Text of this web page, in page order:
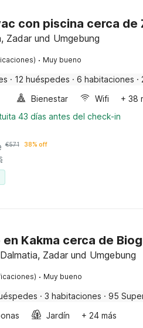
con piscina cerca de
Zadar und Umgebung
· Muy bueno
· 12 huéspedes · 6 habitaciones ·
Bienestar Wifi
+ 38
43 días antes del check-in
€571 38% off
Kakma cerca de
Zadar und Umgebung
· Muy bueno
· 3 habitaciones · 95
Jardín
+ 24 más